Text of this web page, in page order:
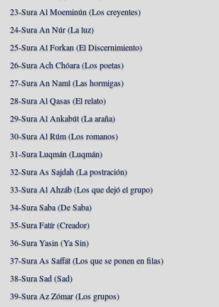
23-Sura Al Moeminún (Los creyentes)
24-Sura An Núr (La luz)
25-Sura Al Forkan (El Discernimiento)
26-Sura Ach Chóara (Los poetas)
27-Sura An Naml (Las hormigas)
28-Sura Al Qasas (El relato)
29-Sura Al Ankabút (La araña)
30-Sura Al Rúm (Los romanos)
31-Sura Luqmán (Luqmán)
32-Sura As Sajdah (La postración)
33-Sura Al Ahzáb (Los que dejó el grupo)
34-Sura Saba (De Saba)
35-Sura Fatír (Creador)
36-Sura Yasin (Ya Sin)
37-Sura As Saffát (Los que se ponen en filas)
38-Sura Sad (Sad)
39-Sura Az Zómar (Los grupos)